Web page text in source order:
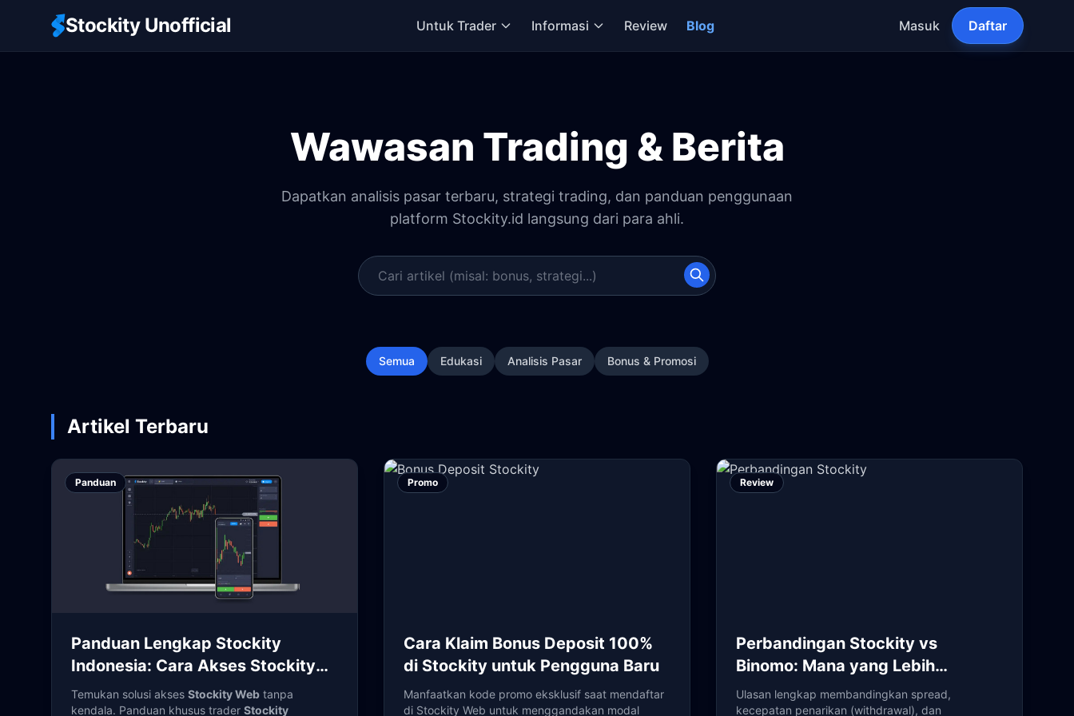
Stockity Unofficial Untuk Trader Informasi Review Blog Masuk Daftar
Wawasan Trading & Berita
Dapatkan analisis pasar terbaru, strategi trading, dan panduan penggunaan
platform Stockity.id langsung dari para ahli.
Semua Edukasi Analisis Pasar Bonus & Promosi
Artikel Terbaru
Panduan
Panduan Lengkap Stockity
Indonesia: Cara Akses Stockity
Web dan Login Aman
Temukan solusi akses Stockity Web tanpa
kendala. Panduan khusus trader Stockity
Promo
Cara Klaim Bonus Deposit 100%
di Stockity untuk Pengguna Baru
Manfaatkan kode promo eksklusif saat mendaftar
di Stockity Web untuk menggandakan modal
Review
Perbandingan Stockity vs
Binomo: Mana yang Lebih
Menguntungkan di 2024?
Ulasan lengkap membandingkan spread,
kecepatan penarikan (withdrawal), dan